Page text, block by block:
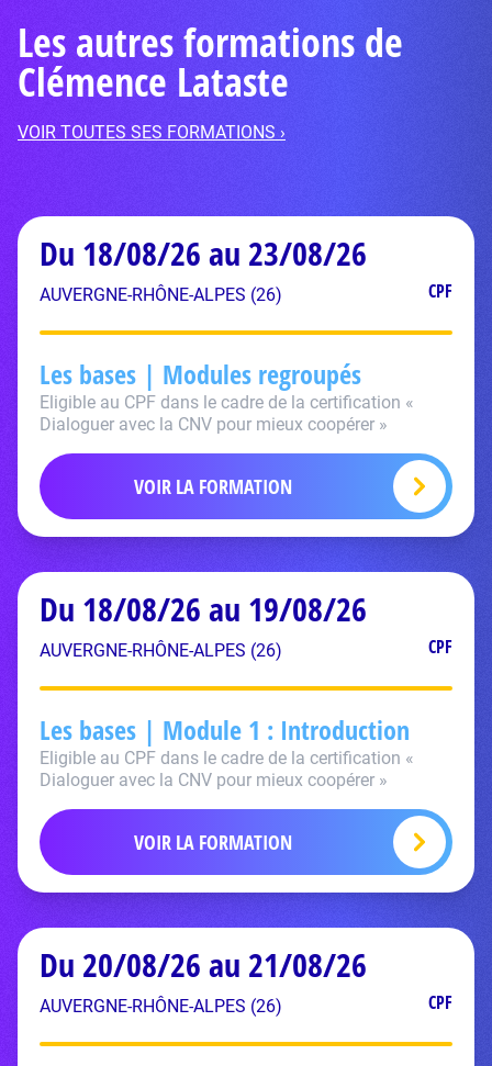
Les autres formations de
Clémence Lataste
VOIR TOUTES SES FORMATIONS ›
Du 18/08/26 au 23/08/26
AUVERGNE-RHÔNE-ALPES (26) CPF
Les bases | Modules regroupés
Eligible au CPF dans le cadre de la certification «
Dialoguer avec la CNV pour mieux coopérer »
VOIR LA FORMATION
Du 18/08/26 au 19/08/26
AUVERGNE-RHÔNE-ALPES (26) CPF
Les bases | Module 1 : Introduction
Eligible au CPF dans le cadre de la certification «
Dialoguer avec la CNV pour mieux coopérer »
VOIR LA FORMATION
Du 20/08/26 au 21/08/26
AUVERGNE-RHÔNE-ALPES (26) CPF